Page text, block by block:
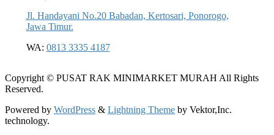
Jl. Handayani No.20 Babadan, Kertosari, Ponorogo,
Jawa Timur.
WA: 0813 3335 4187
Copyright © PUSAT RAK MINIMARKET MURAH All Rights
Reserved.
Powered by WordPress & Lightning Theme by Vektor,Inc.
technology.